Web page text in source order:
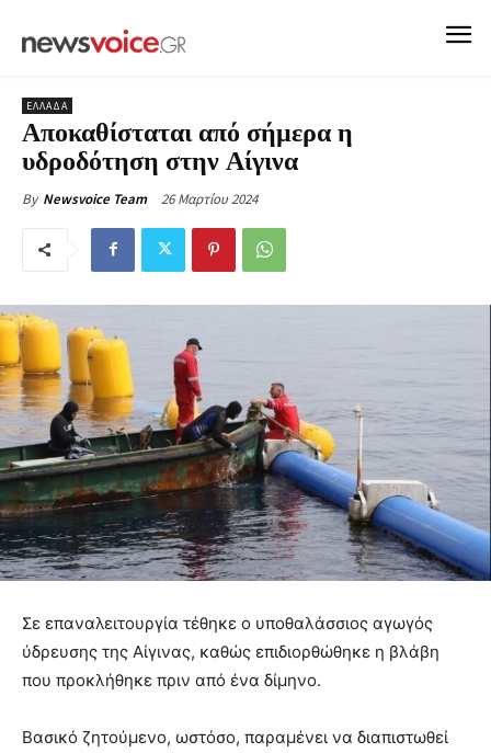
ΕΛΛΑΔΑ
Αποκαθίσταται από σήμερα η
υδροδότηση στην Αίγινα
By Newsvoice Team 26 Μαρτίου 2024
Σε επαναλειτουργία τέθηκε ο υποθαλάσσιος αγωγός
ύδρευσης της Αίγινας, καθώς επιδιορθώθηκε η βλάβη
που προκλήθηκε πριν από ένα δίμηνο.
Βασικό ζητούμενο, ωστόσο, παραμένει να διαπιστωθεί